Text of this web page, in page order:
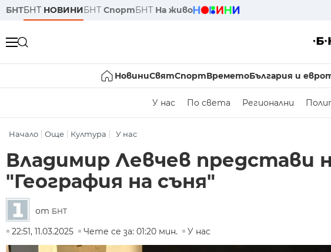
БНТБНТ НОВИНИБНТ СпортБНТ На живо
НовиниСвятСпортВреметоБългария и
У нас По света Регионални
Начало Още Култура У нас
Владимир Левчев представи
"География на съня"
от БНТ
22:51, 11.03.2025
Чете се за: 01:20 мин. У нас